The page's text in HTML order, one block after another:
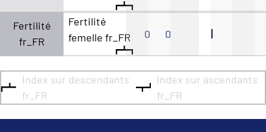
Fertilité
fr_FR
Fertilité
femelle fr_FR
0 0
Index sur descendants
fr_FR
Index sur ascendants
fr_FR